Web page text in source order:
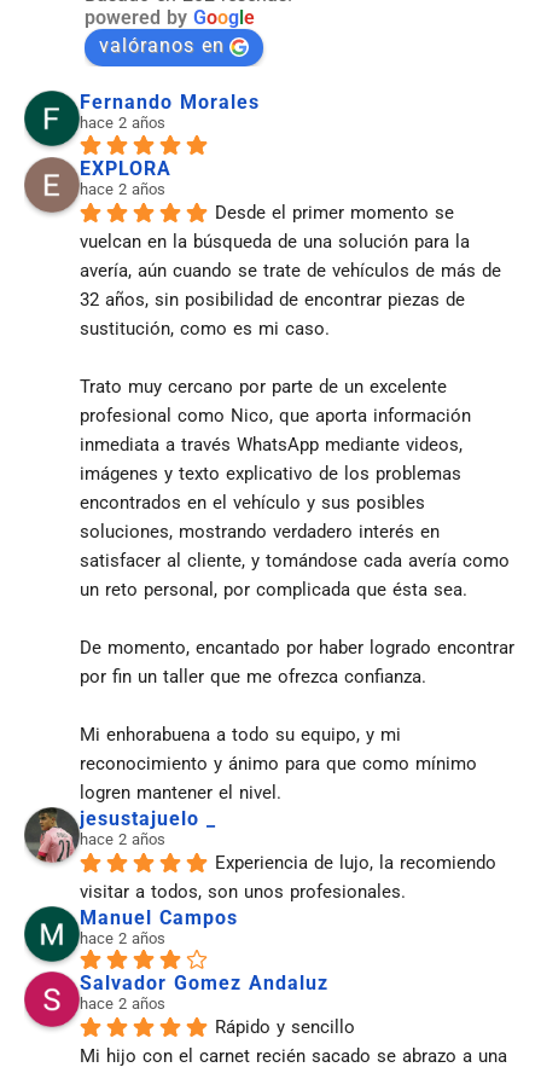
powered by Google
valóranos en
Fernando Morales
hace 2 años
EXPLORA
hace 2 años
Desde el primer momento se
vuelcan en la búsqueda de una solución para la
avería, aún cuando se trate de vehículos de más de
32 años, sin posibilidad de encontrar piezas de
sustitución, como es mi caso.
Trato muy cercano por parte de un excelente
profesional como Nico, que aporta información
inmediata a través WhatsApp mediante videos,
imágenes y texto explicativo de los problemas
encontrados en el vehículo y sus posibles
soluciones, mostrando verdadero interés en
satisfacer al cliente, y tomándose cada avería como
un reto personal, por complicada que ésta sea.
De momento, encantado por haber logrado encontrar
por fin un taller que me ofrezca confianza.
Mi enhorabuena a todo su equipo, y mi
reconocimiento y ánimo para que como mínimo
logren mantener el nivel.
jesustajuelo _
hace 2 años
Experiencia de lujo, la recomiendo
visitar a todos, son unos profesionales.
Manuel Campos
hace 2 años
Salvador Gomez Andaluz
hace 2 años
Rápido y sencillo
Mi hijo con el carnet recién sacado se abrazo a una